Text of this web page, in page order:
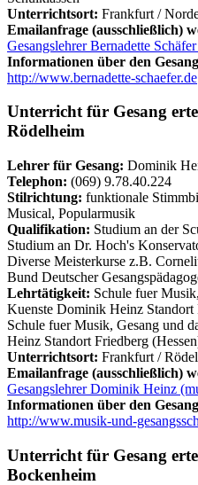
Unterrichtsort: Frankfurt /
Emailanfrage (ausschließlich)
Gesangslehrer Bernadette
Informationen über den
http://www.bernadette-schaefer.de
Unterricht für Gesang
Rödelheim
Lehrer für Gesang: Dominik
Telephon: (069) 9.78.40.224
Stilrichtung: funktionale
Musical, Popularmusik
Qualifikation: Studium an der
Studium an Dr. Hoch's
Diverse Meisterkurse z.B.
Bund Deutscher
Lehrtätigkeit: Schule fuer
Kuenste Dominik Heinz
Schule fuer Musik, Gesang und
Heinz Standort Friedberg
Unterrichtsort: Frankfurt /
Emailanfrage (ausschließlich)
Gesangslehrer Dominik Heinz
Informationen über den
http://www.musik-und-
Unterricht für Gesang
Bockenheim